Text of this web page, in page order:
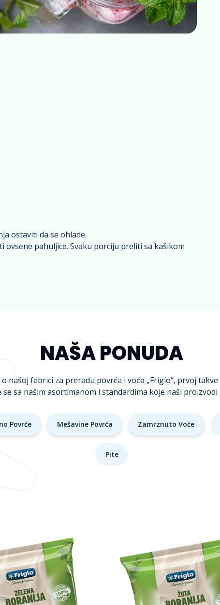
ostaviti da se ohlade.
ovsene pahuljice. Svaku porciju preliti sa kašikom
NAŠA PONUDA
o našoj fabrici za preradu povrća i voća „Friglo“, prvoj
se sa našim asortimanom i standardima koje naši proizvodi
Povrće Mešavine Povrća Zamrznuto Voće
Pite